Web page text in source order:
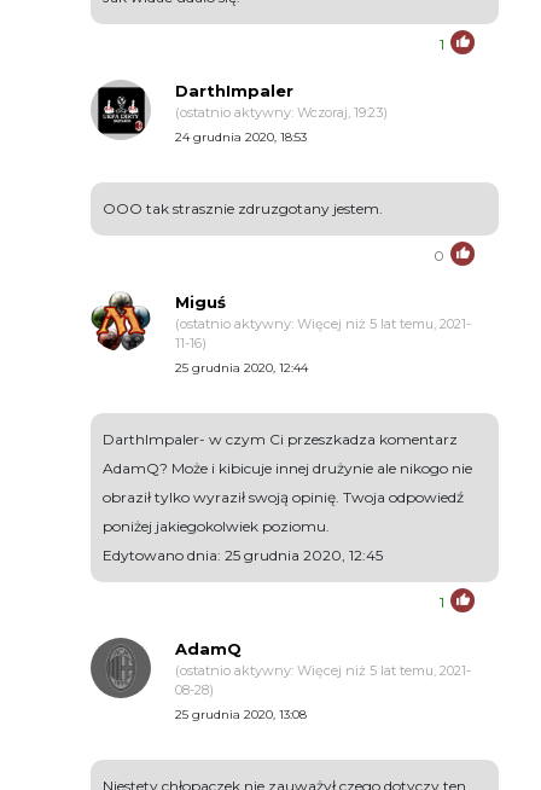
1
DarthImpaler
(ostatnio aktywny: Wczoraj, 19:23)
24 grudnia 2020, 18:53
OOO tak strasznie zdruzgotany jestem.
0
Miguś
(ostatnio aktywny: Więcej niż 5 lat temu, 2021-
11-16)
25 grudnia 2020, 12:44
DarthImpaler- w czym Ci przeszkadza komentarz
AdamQ? Może i kibicuje innej drużynie ale nikogo nie
obraził tylko wyraził swoją opinię. Twoja odpowiedź
poniżej jakiegokolwiek poziomu.
Edytowano dnia: 25 grudnia 2020, 12:45
1
AdamQ
(ostatnio aktywny: Więcej niż 5 lat temu, 2021-
08-28)
25 grudnia 2020, 13:08
Niestety chłopaczek nie zauważył czego dotyczy ten